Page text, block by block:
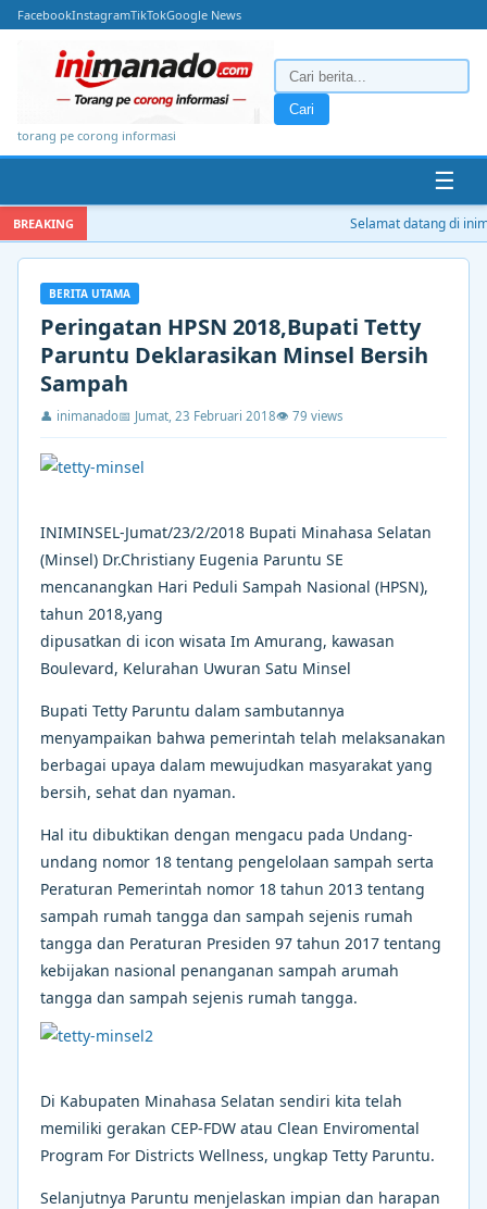
FacebookInstagramTikTokGoogle News
torang pe corong informasi
Cari
☰
BREAKING Selamat datang di
BERITA UTAMA
Peringatan HPSN 2018,Bupati Tetty
Paruntu Deklarasikan Minsel Bersih
Sampah
👤 inimanado📅 Jumat, 23 Februari 2018👁 79 views
INIMINSEL-Jumat/23/2/2018 Bupati Minahasa Selatan
(Minsel) Dr.Christiany Eugenia Paruntu SE
mencanangkan Hari Peduli Sampah Nasional (HPSN),
tahun 2018,yang
dipusatkan di icon wisata Im Amurang, kawasan
Boulevard, Kelurahan Uwuran Satu Minsel
Bupati Tetty Paruntu dalam sambutannya
menyampaikan bahwa pemerintah telah melaksanakan
berbagai upaya dalam mewujudkan masyarakat yang
bersih, sehat dan nyaman.
Hal itu dibuktikan dengan mengacu pada Undang-
undang nomor 18 tentang pengelolaan sampah serta
Peraturan Pemerintah nomor 18 tahun 2013 tentang
sampah rumah tangga dan sampah sejenis rumah
tangga dan Peraturan Presiden 97 tahun 2017 tentang
kebijakan nasional penanganan sampah arumah
tangga dan sampah sejenis rumah tangga.
Di Kabupaten Minahasa Selatan sendiri kita telah
memiliki gerakan CEP-FDW atau Clean Enviromental
Program For Districts Wellness, ungkap Tetty Paruntu.
Selanjutnya Paruntu menjelaskan impian dan harapan